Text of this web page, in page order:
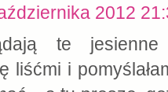
2012
te jesienne
liśćmi i